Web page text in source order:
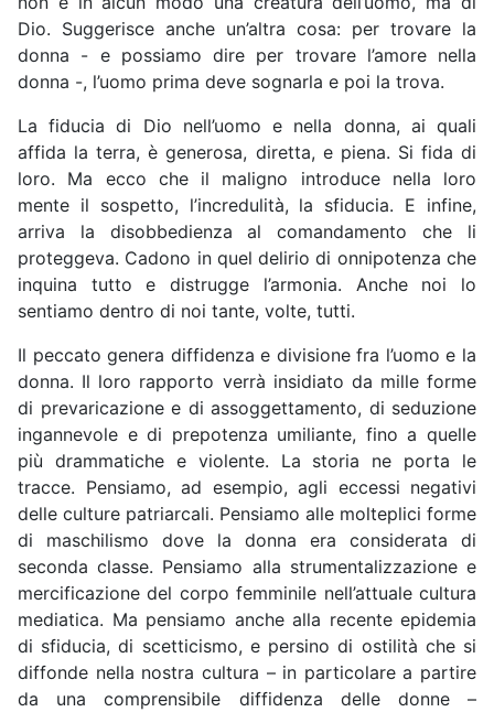
Dio. Suggerisce anche un’altra cosa: per trovare la
donna - e possiamo dire per trovare l’amore nella
donna -, l’uomo prima deve sognarla e poi la trova.
La fiducia di Dio nell’uomo e nella donna, ai quali
affida la terra, è generosa, diretta, e piena. Si fida di
loro. Ma ecco che il maligno introduce nella loro
mente il sospetto, l’incredulità, la sfiducia. E infine,
arriva la disobbedienza al comandamento che li
proteggeva. Cadono in quel delirio di onnipotenza che
inquina tutto e distrugge l’armonia. Anche noi lo
sentiamo dentro di noi tante, volte, tutti.
Il peccato genera diffidenza e divisione fra l’uomo e la
donna. Il loro rapporto verrà insidiato da mille forme
di prevaricazione e di assoggettamento, di seduzione
ingannevole e di prepotenza umiliante, fino a quelle
più drammatiche e violente. La storia ne porta le
tracce. Pensiamo, ad esempio, agli eccessi negativi
delle culture patriarcali. Pensiamo alle molteplici forme
di maschilismo dove la donna era considerata di
seconda classe. Pensiamo alla strumentalizzazione e
mercificazione del corpo femminile nell’attuale cultura
mediatica. Ma pensiamo anche alla recente epidemia
di sfiducia, di scetticismo, e persino di ostilità che si
diffonde nella nostra cultura – in particolare a partire
da una comprensibile diffidenza delle donne –